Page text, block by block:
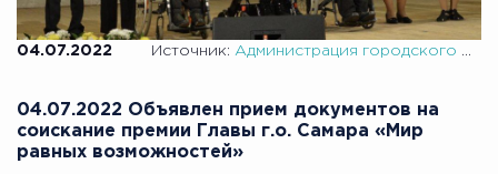
04.07.2022 Источник: Администрация городского округа Самара
04.07.2022 Объявлен прием документов на
соискание премии Главы г.о. Самара «Мир
равных возможностей»